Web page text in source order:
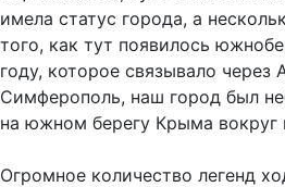
имела статус города, а
того, как тут появилось
году, которое связывало через
Симферополь, наш город был
на южном берегу Крыма вокруг
Огромное количество легенд